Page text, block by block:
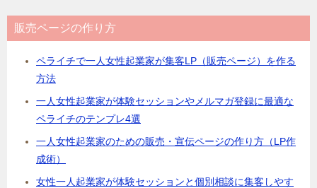
販売ページの作り方
ペライチで一人女性起業家が集客LP（販売ページ）を作る
方法
一人女性起業家が体験セッションやメルマガ登録に最適な
ペライチのテンプレ4選
一人女性起業家のための販売・宣伝ページの作り方（LP作
成術）
女性一人起業家が体験セッションと個別相談に集客しやす